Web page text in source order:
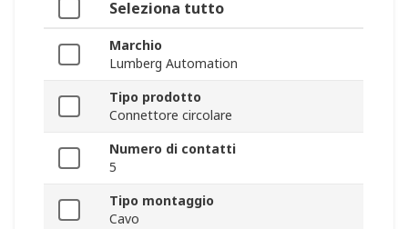
Seleziona tutto
Marchio
Lumberg Automation
Tipo prodotto
Connettore circolare
Numero di contatti
5
Tipo montaggio
Cavo